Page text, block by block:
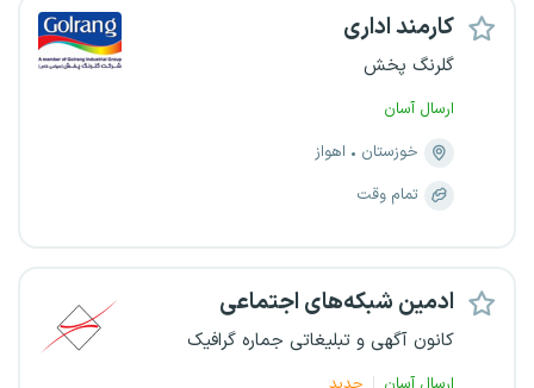
کارمند اداری
گلرنگ پخش
ارسال آسان
خوزستان
اهواز
تمام وقت
ادمین شبکه‌های اجتماعی
کانون آگهی و تبلیغاتی جماره گرافیک